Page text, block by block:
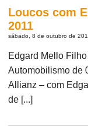
Loucos com
2011
sábado, 8 de outubro de
Edgard Mello
Automobilismo de
Allianz – com
de [...]